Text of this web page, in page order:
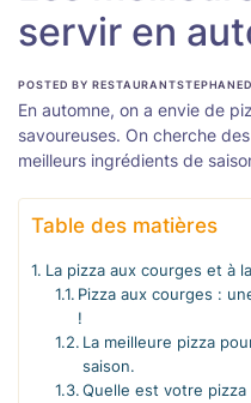
servir en
POSTED BY
En automne, on a envie de
savoureuses. On cherche
meilleurs ingrédients de
Table des matières
La pizza aux courges et à
Pizza aux courges :
!
La meilleure pizza
saison.
Quelle est votre pizza